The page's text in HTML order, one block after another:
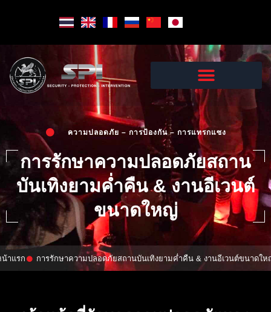
content
ความปลอดภัย – การป้องกัน – การแทรกแซง
การรักษาความปลอดภัยสถาน
บันเทิงยามค่ำคืน & งานอีเวนต์
ขนาดใหญ่
าแรก การรักษาความปลอดภัยสถานบันเทิงยามค่ำคืน & งานอีเวนต์ขนาดใ